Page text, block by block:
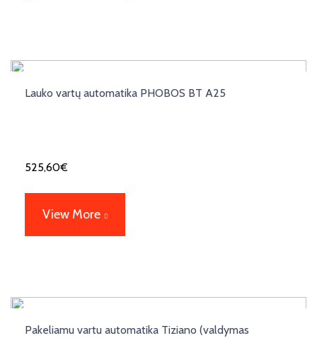
Lauko vartų automatika PHOBOS BT A25
525,60€
View More
Pakeliamu vartu automatika Tiziano (valdymas